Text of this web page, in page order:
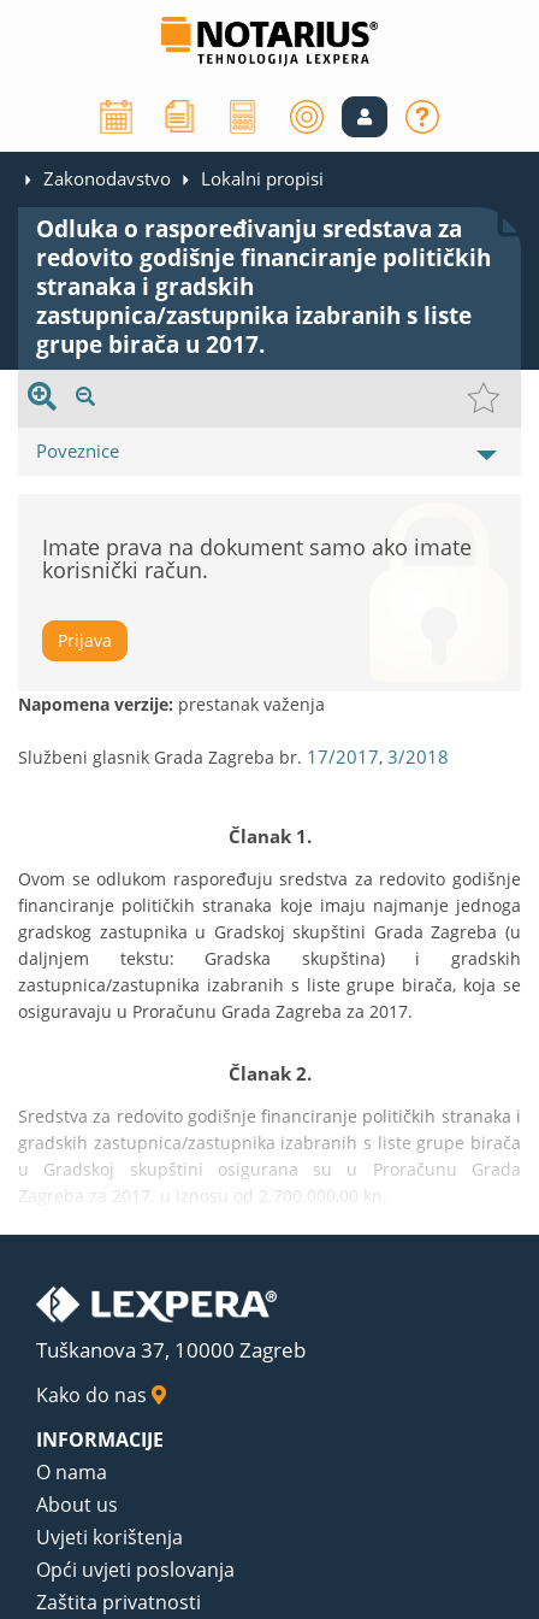
Zakonodavstvo Lokalni propisi
Odluka o raspoređivanju sredstava za
redovito godišnje financiranje političkih
stranaka i gradskih
zastupnica/zastupnika izabranih s liste
grupe birača u 2017.
Poveznice
Imate prava na dokument samo ako imate
korisnički račun.
Prijava
Napomena verzije: prestanak važenja
Službeni glasnik Grada Zagreba br. 17/2017, 3/2018
Članak 1.
Ovom se odlukom raspoređuju sredstva za redovito godišnje
financiranje političkih stranaka koje imaju najmanje jednoga
gradskog zastupnika u Gradskoj skupštini Grada Zagreba (u
daljnjem tekstu: Gradska skupština) i gradskih
zastupnica/zastupnika izabranih s liste grupe birača, koja se
osiguravaju u Proračunu Grada Zagreba za 2017.
Članak 2.
Sredstva za redovito godišnje financiranje političkih stranaka i
gradskih zastupnica/zastupnika izabranih s liste grupe birača
u Gradskoj skupštini osigurana su u Proračunu Grada
Zagreba za 2017. u iznosu od 2.700.000,00 kn.
Tuškanova 37, 10000 Zagreb
Kako do nas
INFORMACIJE
O nama
About us
Uvjeti korištenja
Opći uvjeti poslovanja
Zaštita privatnosti